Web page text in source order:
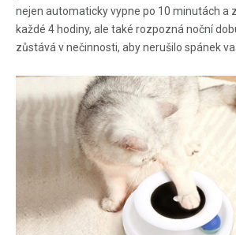
nejen automaticky vypne po 10 minutách a
každé 4 hodiny, ale také rozpozná noční
zůstává v nečinnosti, aby nerušilo spánek